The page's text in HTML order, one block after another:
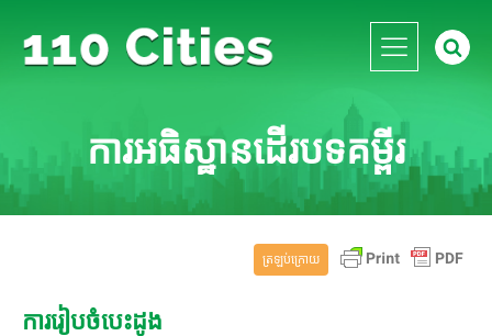
ការអធិស្ឋានដើរបទគម្ពីរ
ត្រឡប់​ក្រោយ
ការរៀបចំបេះដូង